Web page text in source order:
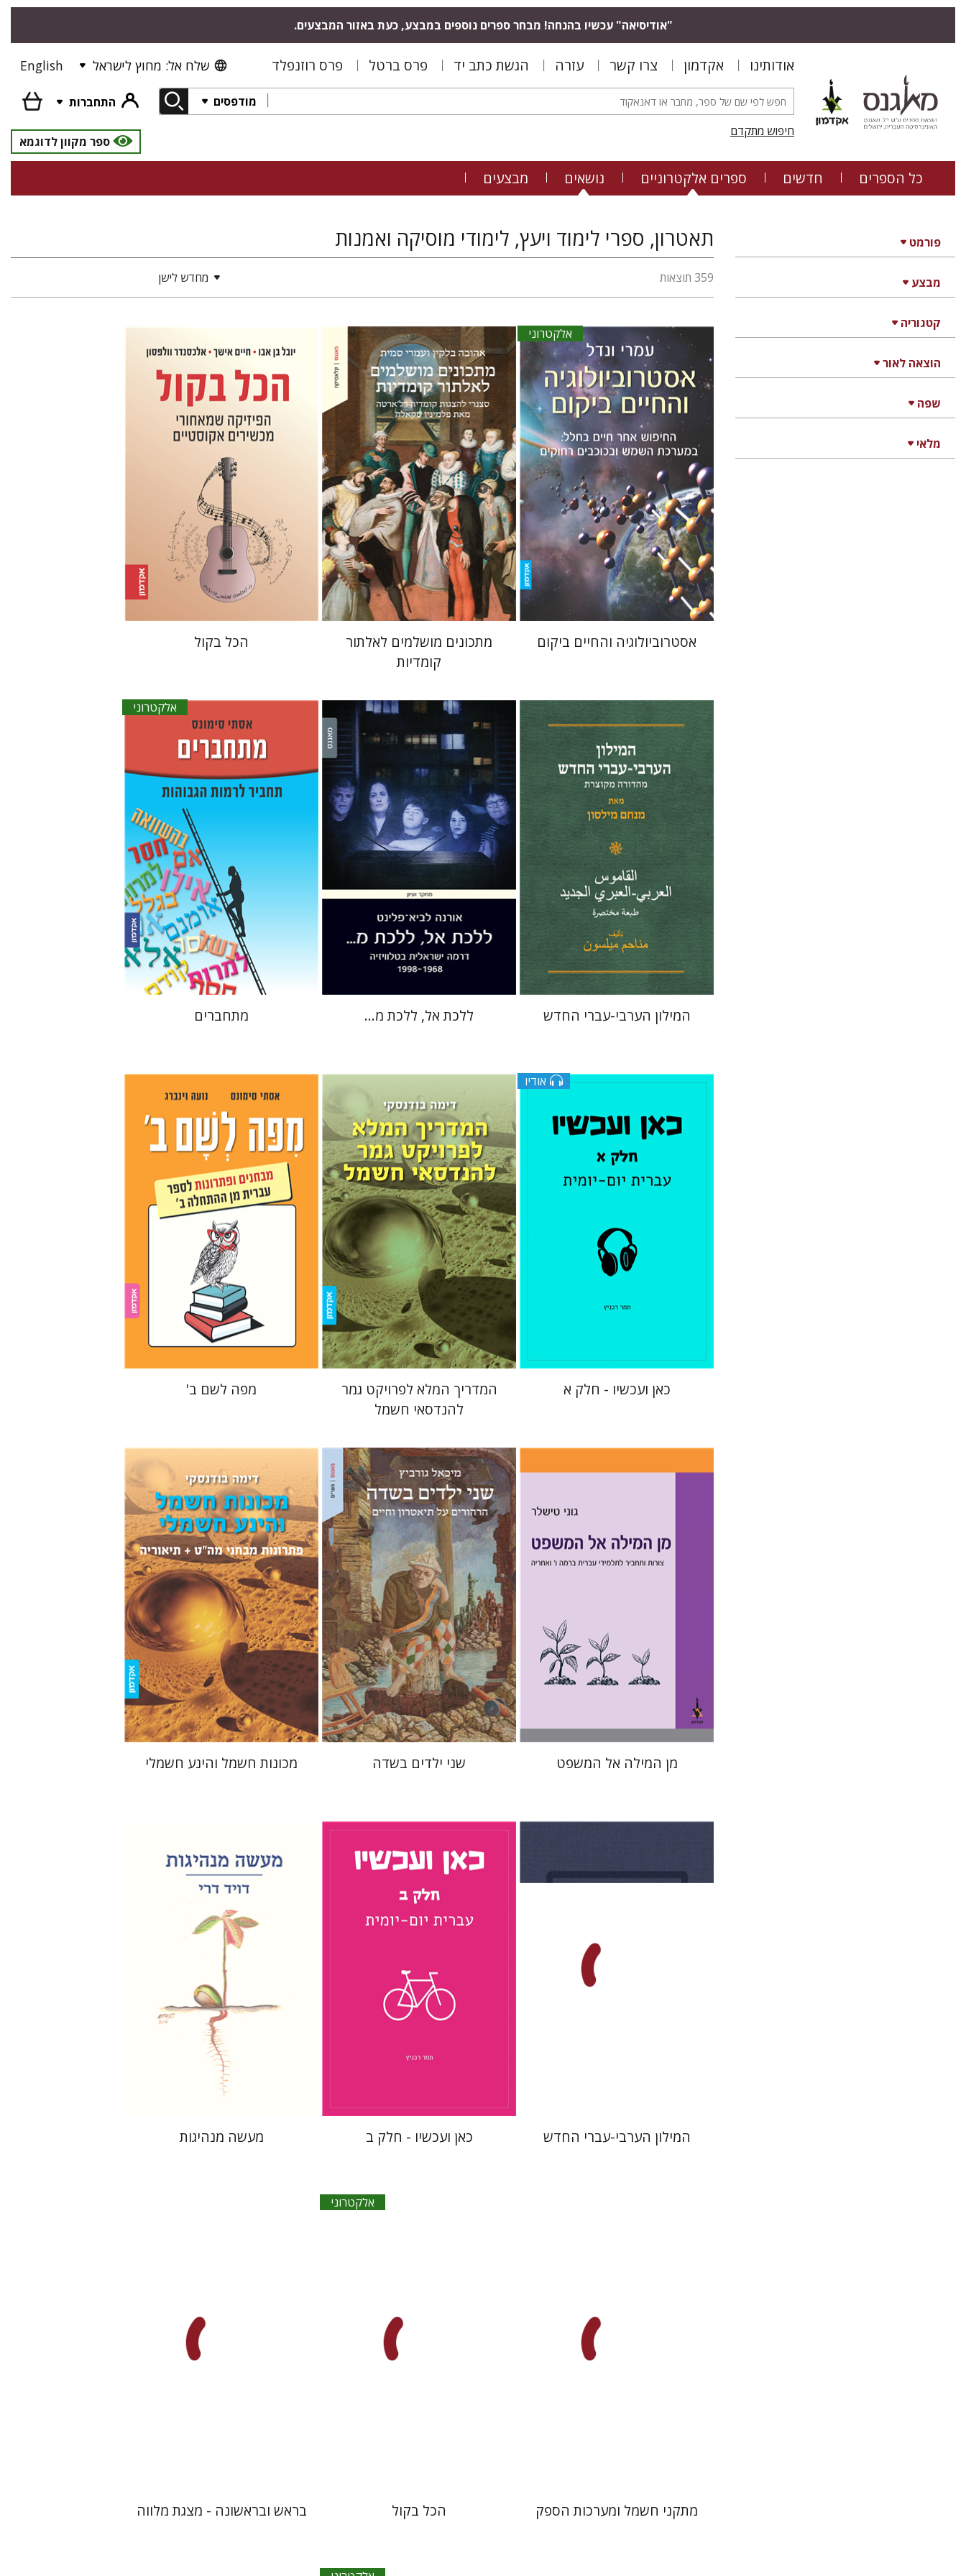
"אודיסיאה" עכשיו בהנחה! מבחר ספרים נוספים במבצע, כעת באזור המבצעים.
אודותינו אקדמון צרו קשר עזרה הגשת כתב יד פרס ברטל פרס רוזנפלד שלח אל: מחוץ לישראל English
מודפסים
התחברות
חיפוש מתקדם
ספר מקוון לדוגמא
כל הספרים חדשים ספרים אלקטרוניים נושאים מבצעים
פורמט
מבצע
קטגוריה
הוצאה לאור
שפה
מלאי
תאטרון, ספרי לימוד ויעץ, לימודי מוסיקה ואמנות
359 תוצאות מחדש לישן
אלקטרוני
עמרי ונדל
הנחת אתר ספר אלקטרוני
$15
אסטרוביולוגיה והחיים ביקום
אהובה בלקין עמרי סמית
הנחת אתר ספר מודפס
$42
$38
מתכונים מושלמים לאלתור
קומדיות
חיים אישך יובל בן-אבו
אלכסנדר
הנחת אתר ספר מודפס
$35
$32
הכל בקול
מנחם מילסון
הנחת אתר ספר מודפס
$46
$41
המילון הערבי-עברי החדש
אורנה לביא-פלינט
הנחת אתר ספר מודפס
$42
$38
ללכת אל, ללכת מ...
אלקטרוני
אסתר סימונס
הנחת אתר ספר אלקטרוני
$16
מתחברים
אודיו
תמר רכניץ
כאן ועכשיו - חלק א
דימה בודנסקי
הנחת אתר ספר מודפס
$25
$22
המדריך המלא לפרויקט גמר
להנדסאי חשמל
אסתר סימונס נועה וינברג
הנחת אתר ספר מודפס
$25
$22
מפה לשם ב'
הנחת אתר ספר מודפס
מן המילה אל המשפט
מיכאל גורביץ
אריאל הירשפלד
הנחת אתר ספר מודפס
$31
$28
שני ילדים בשדה
דימה בודנסקי
הנחת אתר ספר מודפס
$43
$39
מכונות חשמל והינע חשמלי
המילון הערבי-עברי החדש
תמר רכניץ
כאן ועכשיו - חלק ב
דויד דרי
הנחת אתר ספר מודפס
$31
$28
מעשה מנהיגות
מתקני חשמל ומערכות הספק
אלקטרוני
הכל בקול בראש ובראשונה - מצגת מלווה